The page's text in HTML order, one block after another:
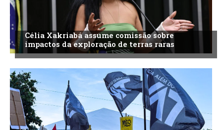
Célia Xakriabá assume comissão sobre
impactos da exploração de terras raras